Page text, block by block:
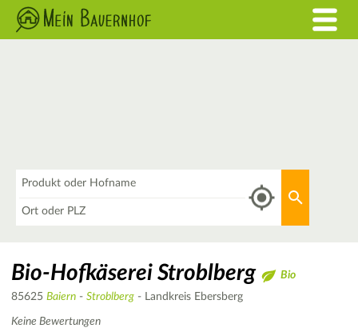
Bio-Hofkäserei Stroblberg
Bio
85625 Baiern - Stroblberg - Landkreis Ebersberg
Keine Bewertungen